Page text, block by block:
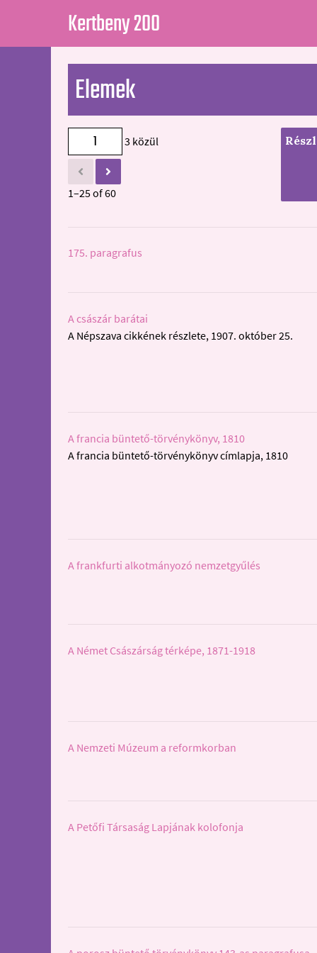
Kertbeny 200
Elemek
3 közül
1–25 of 60
175. paragrafus
A császár barátai
A Népszava cikkének részlete, 1907. október 25.
A francia büntető-törvénykönyv, 1810
A francia büntető-törvénykönyv címlapja, 1810
A frankfurti alkotmányozó nemzetgyűlés
A Német Császárság térképe, 1871-1918
A Nemzeti Múzeum a reformkorban
A Petőfi Társaság Lapjának kolofonja